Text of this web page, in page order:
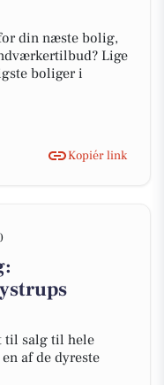
din næste bolig,
Lige
boliger i
Kopiér link
til salg til hele
af de dyreste